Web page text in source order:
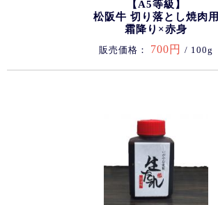
【A5等級】
松阪牛 切り落とし焼肉用
霜降り×赤身
販売価格： 700円 / 100g